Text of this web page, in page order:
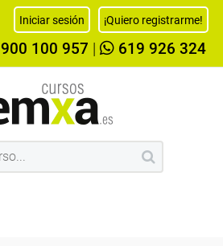
Iniciar sesión ¡Quiero registrarme!
900 100 957 619 926 324